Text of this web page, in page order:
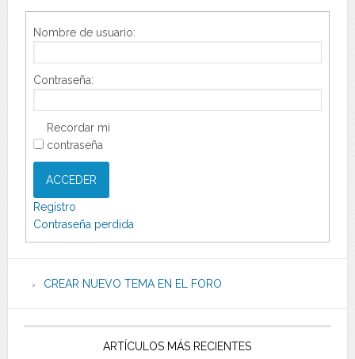
Nombre de usuario:
Contraseña:
Recordar mi
contraseña
ACCEDER
Registro
Contraseña perdida
CREAR NUEVO TEMA EN EL FORO
ARTÍCULOS MÁS RECIENTES